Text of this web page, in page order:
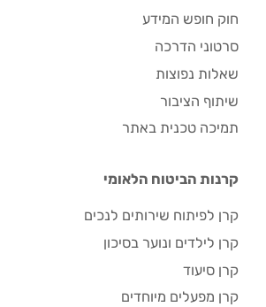
חוק חופש המידע
סרטוני הדרכה
שאלות נפוצות
שיתוף הציבור
תמיכה טכנית באתר
קרנות הביטוח הלאומי
קרן לפיתוח שירותים לנכים
קרן לילדים ונוער בסיכון
קרן סיעוד
קרן מפעלים מיוחדים